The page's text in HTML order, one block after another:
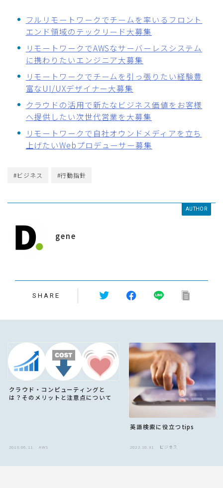
フルリモートワークでチームを率いるフロント
エンド領域のテックリード大募集
リモートワークでAWSなサーバーレスシステム
に携わりたいエンジニア大募集
リモートワークでチームを引っ張りたい経験豊
富なUI/UXデザイナー大募集
クラウドの活用で新たなビジネス価値をお客様
へ提供したい次世代営業を大募集
リモートワークで自社オウンドメディアを立ち
上げたいWebプロデューサー募集
#ビジネス #行動指針
AUTHOR
gene
SHARE
クラウド・コンピューティングと
は？そのメリットと注意点について
2018.06.11 AWS
英語検索に役立つtips
2022.10.31 ビジネス